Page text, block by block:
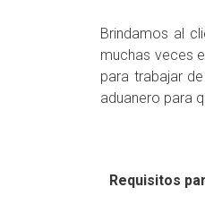
Brindamos al
muchas veces
para trabajar
aduanero para
Requisitos